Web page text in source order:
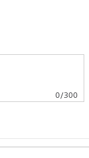
0 /300